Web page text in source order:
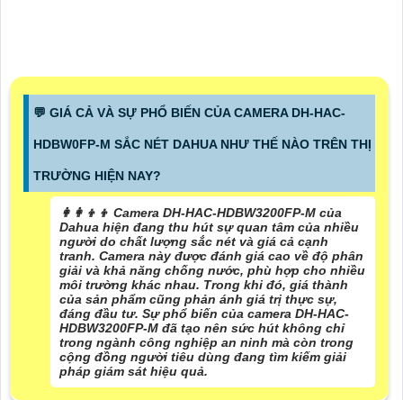
️💬 GIÁ CẢ VÀ SỰ PHỔ BIẾN CỦA CAMERA DH-HAC-
HDBW0FP-M SẮC NÉT DAHUA NHƯ THẾ NÀO TRÊN THỊ
TRƯỜNG HIỆN NAY?
👩‍👩‍👦‍👦 Camera DH-HAC-HDBW3200FP-M của
Dahua hiện đang thu hút sự quan tâm của nhiều
người do chất lượng sắc nét và giá cả cạnh
tranh. Camera này được đánh giá cao về độ phân
giải và khả năng chống nước, phù hợp cho nhiều
môi trường khác nhau. Trong khi đó, giá thành
của sản phẩm cũng phản ánh giá trị thực sự,
đáng đầu tư. Sự phổ biến của camera DH-HAC-
HDBW3200FP-M đã tạo nên sức hút không chỉ
trong ngành công nghiệp an ninh mà còn trong
cộng đồng người tiêu dùng đang tìm kiếm giải
pháp giám sát hiệu quả.